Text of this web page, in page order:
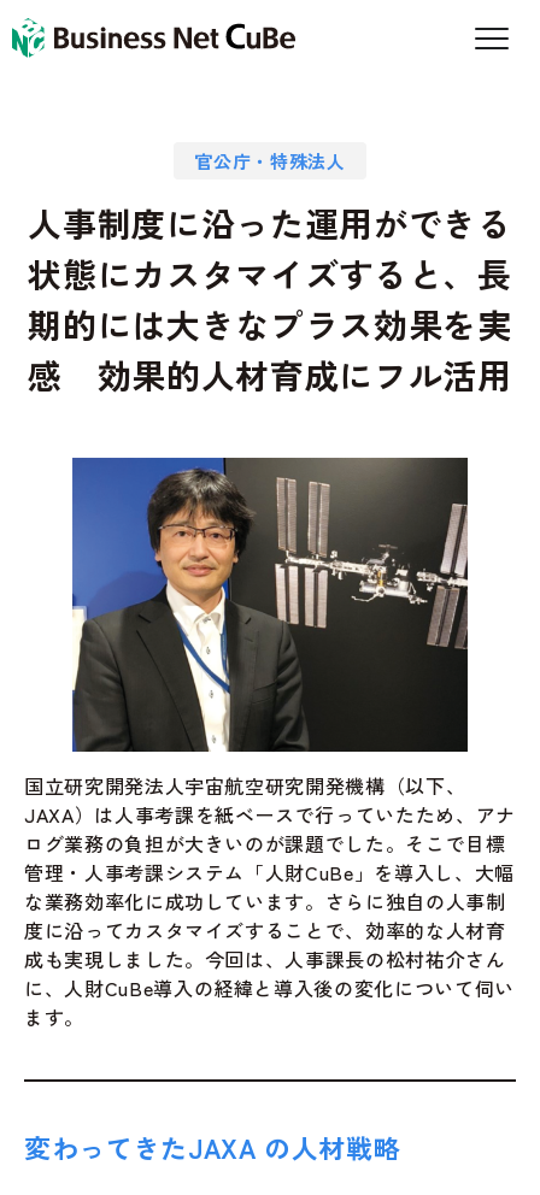
官公庁・特殊法人
人事制度に沿った運用ができる
状態にカスタマイズすると、長
期的には大きなプラス効果を実
感 効果的人材育成にフル活用
国立研究開発法人宇宙航空研究開発機構（以下、
JAXA）は人事考課を紙ベースで行っていたため、アナ
ログ業務の負担が大きいのが課題でした。そこで目標
管理・人事考課システム「人財CuBe」を導入し、大幅
な業務効率化に成功しています。さらに独自の人事制
度に沿ってカスタマイズすることで、効率的な人材育
成も実現しました。今回は、人事課長の松村祐介さん
に、人財CuBe導入の経緯と導入後の変化について伺い
ます。
変わってきたJAXA の人材戦略